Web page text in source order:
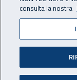
con
consulta la nostra